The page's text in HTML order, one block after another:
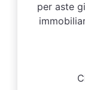
per aste